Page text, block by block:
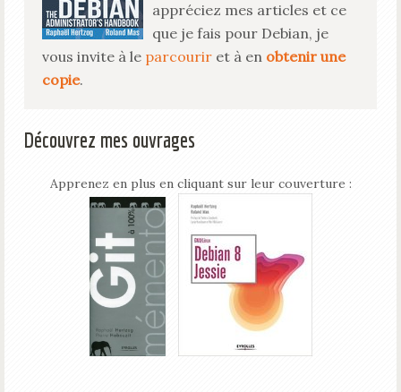
appréciez mes articles et ce
que je fais pour Debian, je
vous invite à le parcouriret à en obtenir une
copie.
Découvrez mes ouvrages
Apprenez en plus en cliquant sur leur couverture :